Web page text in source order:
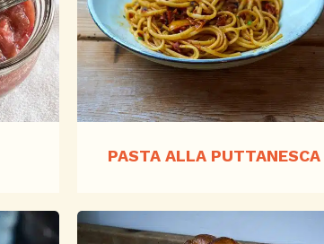
PASTA ALLA PUTTANESCA